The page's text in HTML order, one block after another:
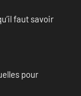
faut savoir
pour